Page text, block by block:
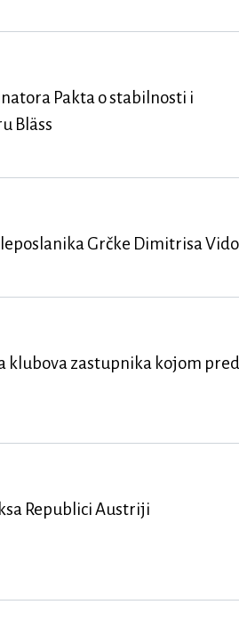
Pakta o stabilnosti i
Bläss
Grčke Dimitrisa
klubova zastupnika kojom
Republici Austriji